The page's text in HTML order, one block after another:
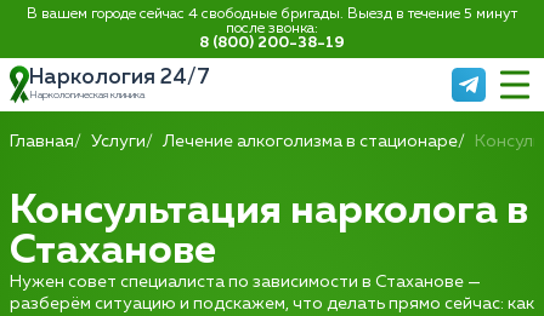
В вашем городе сейчас 4 свободные бригады. Выезд в течение 5 минут
после звонка:
8 (800) 200-38-19
Наркология 24/7
Наркологическая клиника
Главная Услуги Лечение алкоголизма в стационаре
Консультация нарколога в
Стаханове
Нужен совет специалиста по зависимости в Стаханове —
разберём ситуацию и подскажем, что делать прямо сейчас: как